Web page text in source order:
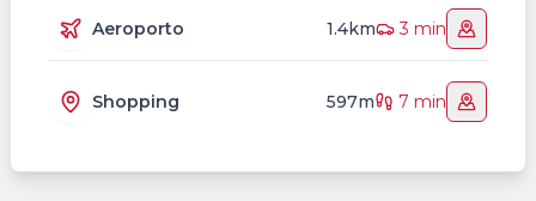
Aeroporto 1.4km 3 min
Shopping 597m 7 min